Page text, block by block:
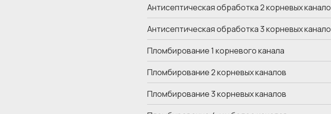
Антисептическая обработка 2 корневых
Антисептическая обработка 3 корневых
Пломбирование 1 корневого канала
Пломбирование 2 корневых каналов
Пломбирование 3 корневых каналов